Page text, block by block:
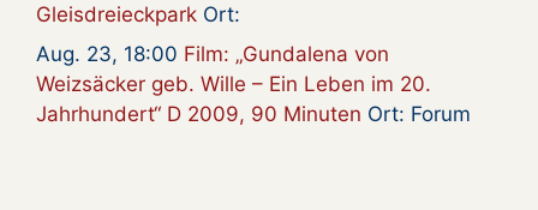
Gleisdreieckpark Ort:
Aug. 23, 18:00 Film: „Gundalena von
Weizsäcker geb. Wille – Ein Leben im 20.
Jahrhundert“ D 2009, 90 Minuten Ort: Forum